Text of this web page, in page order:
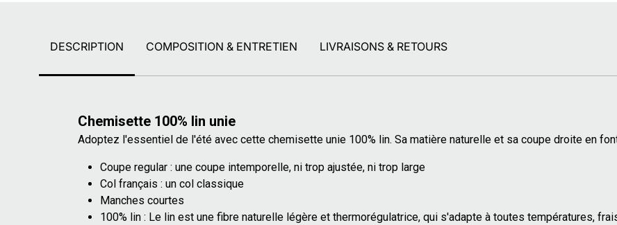
DESCRIPTION COMPOSITION & ENTRETIEN LIVRAISONS & RETOURS
Chemisette 100% lin unie
Adoptez l'essentiel de l'été avec cette chemisette unie 100% lin. Sa matière naturelle et sa coupe droite en
Coupe regular : une coupe intemporelle, ni trop ajustée, ni trop large
Col français : un col classique
Manches courtes
100% lin : Le lin est une fibre naturelle légère et thermorégulatrice, qui s'adapte à toutes températures,